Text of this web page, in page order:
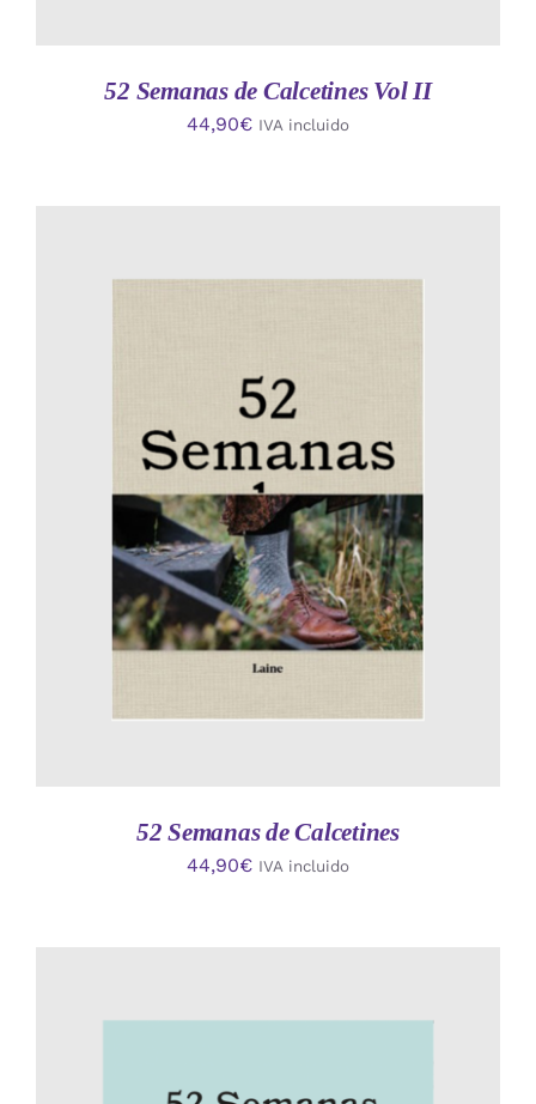
52 Semanas de Calcetines Vol II
44,90€ IVA incluido
AÑADIR AL CARRITO
/
DETALLES
52 Semanas de Calcetines
44,90€ IVA incluido